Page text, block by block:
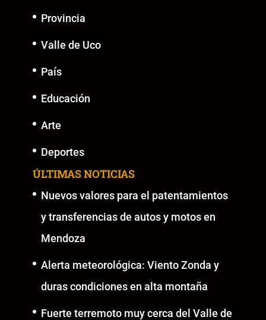
Provincia
Valle de Uco
País
Educación
Arte
Deportes
ÚLTIMAS NOTICIAS
Nuevos valores para el patentamientos
y transferencias de autos y motos en
Mendoza
Alerta meteorológica: Viento Zonda y
duras condiciones en alta montaña
Fuerte terremoto muy cerca del Valle de